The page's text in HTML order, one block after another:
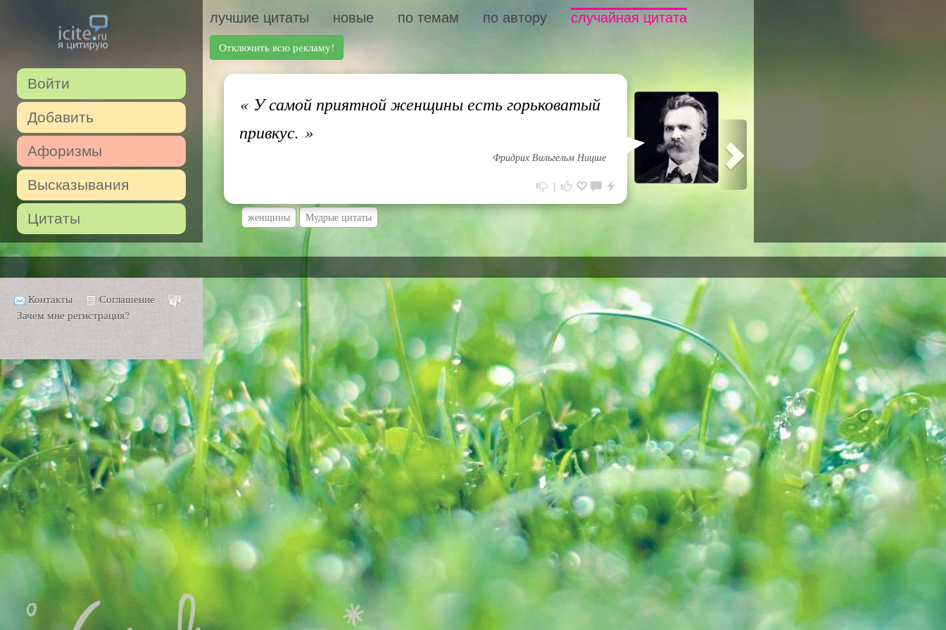
Войти
Добавить
Афоризмы
Высказывания
Цитаты
лучшие цитаты новые по темам по автору случайная цитата
Отключить всю рекламу!
«У самой приятной женщины есть горьковатый
привкус. »
Фридрих Вильгельм Ницше
1
женщины Мудрые цитаты
Контакты
Соглашение
Зачем мне регистрация?